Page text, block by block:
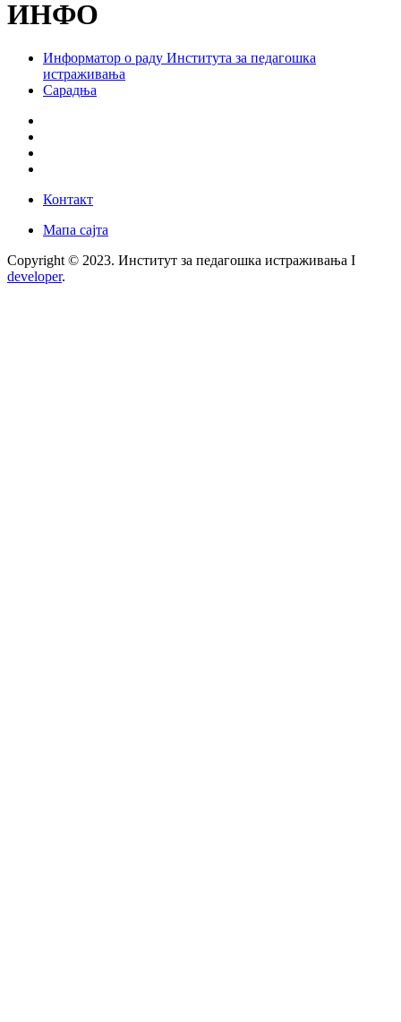
ИНФО
Информатор о раду Института за педагошка
истраживања
Сарадња
Контакт
Мапа сајта
Copyright © 2023. Институт за педагошка истраживања I
developer.